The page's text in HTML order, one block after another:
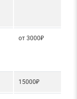
от 3000₽
15000₽